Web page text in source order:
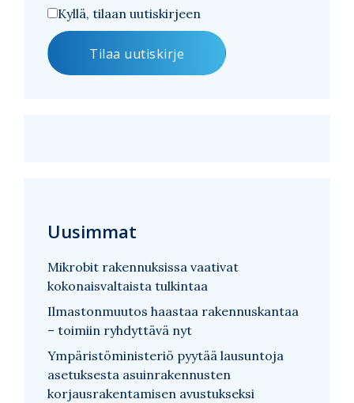
Kyllä, tilaan uutiskirjeen
Uusimmat
Mikrobit rakennuksissa vaativat
kokonaisvaltaista tulkintaa
Ilmastonmuutos haastaa rakennuskantaa
– toimiin ryhdyttävä nyt
Ympäristöministeriö pyytää lausuntoja
asetuksesta asuinrakennusten
korjausrakentamisen avustukseksi